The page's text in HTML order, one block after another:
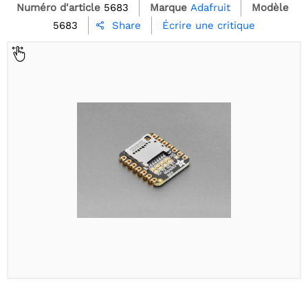
Numéro d'article 5683 Marque Adafruit
Modèle
5683
 Share Écrire une critique